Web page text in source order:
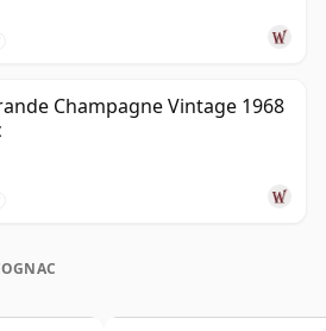
Champagne Vintage 1968